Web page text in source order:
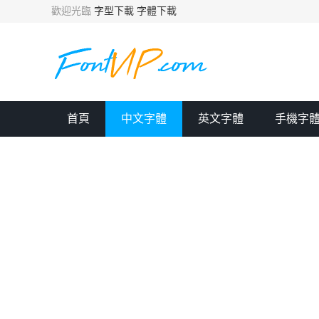
歡迎光臨 字型下載 字體下載
首頁 中文字體 英文字體 手機字